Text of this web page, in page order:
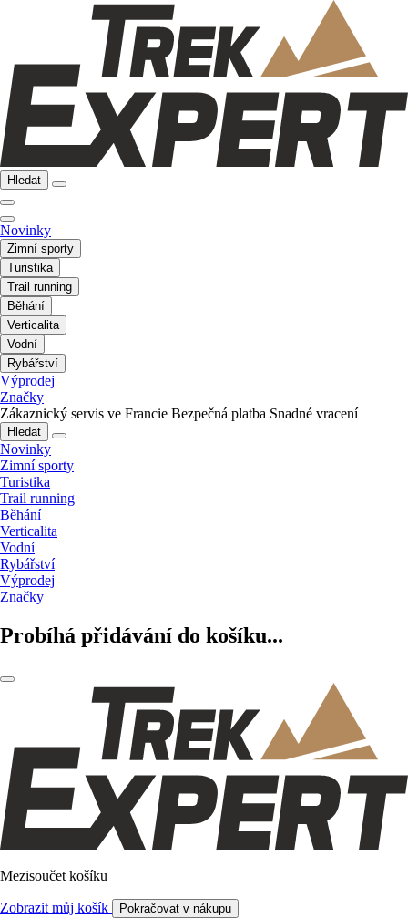
Hledat
Novinky
Zimní sporty
Turistika
Trail running
Běhání
Verticalita
Vodní
Rybářství
Výprodej
Značky
Zákaznický servis ve Francie Bezpečná platba Snadné vracení
Hledat
Novinky
Zimní sporty
Turistika
Trail running
Běhání
Verticalita
Vodní
Rybářství
Výprodej
Značky
Probíhá přidávání do košíku...
Mezisoučet košíku
Zobrazit můj košík Pokračovat v nákupu